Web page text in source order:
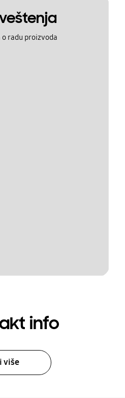
radu proizvoda
info
više